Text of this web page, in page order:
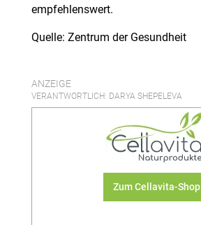
empfehlenswert.
Quelle: Zentrum der Gesundheit
ANZEIGE
VERANTWORTLICH: DARYA SHEPELEVA
Zum Cellavita-Shop